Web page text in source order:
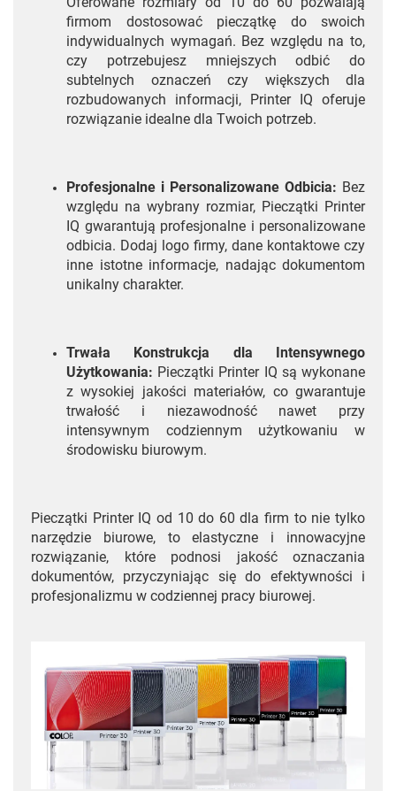
firmom dostosować pieczątkę do swoich
indywidualnych wymagań. Bez względu na to,
czy potrzebujesz mniejszych odbić do
subtelnych oznaczeń czy większych dla
rozbudowanych informacji, Printer IQ oferuje
rozwiązanie idealne dla Twoich potrzeb.
Profesjonalne i Personalizowane Odbicia: Bez
względu na wybrany rozmiar, Pieczątki Printer
IQ gwarantują profesjonalne i personalizowane
odbicia. Dodaj logo firmy, dane kontaktowe czy
inne istotne informacje, nadając dokumentom
unikalny charakter.
Trwała Konstrukcja dla Intensywnego
Użytkowania: Pieczątki Printer IQ są wykonane
z wysokiej jakości materiałów, co gwarantuje
trwałość i niezawodność nawet przy
intensywnym codziennym użytkowaniu w
środowisku biurowym.
Pieczątki Printer IQ od 10 do 60 dla firm to nie tylko
narzędzie biurowe, to elastyczne i innowacyjne
rozwiązanie, które podnosi jakość oznaczania
dokumentów, przyczyniając się do efektywności i
profesjonalizmu w codziennej pracy biurowej.